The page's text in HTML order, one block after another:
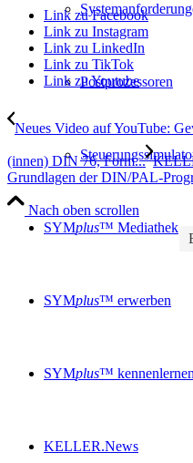
Postprozessoren
SYMplus™ Mediathek
SYMplus™ erwerben
SYMplus™ kennenlernen
KELLER.News
Link zu Facebook
Link zu Instagram
Link zu LinkedIn
Link zu TikTok
Link zu Youtube
Neues Video auf YouTube:
(innen) DIN 76, Form...
Grundlagen der DIN/PAL-
Nach oben scrollen